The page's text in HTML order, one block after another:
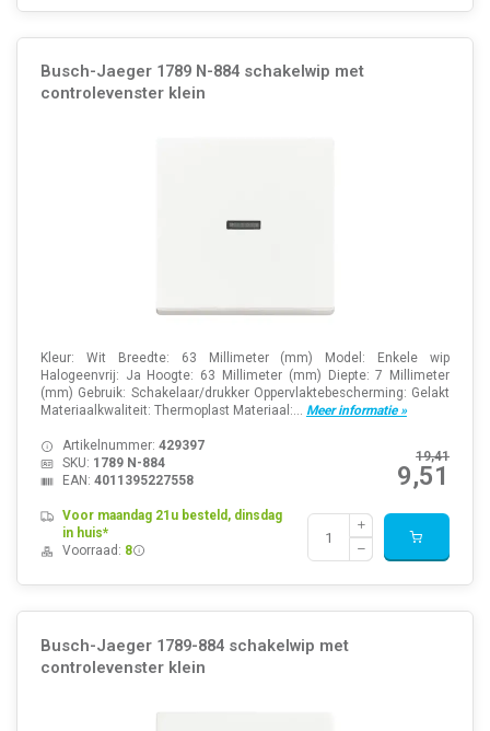
Busch-Jaeger 1789 N-884 schakelwip met
controlevenster klein
Kleur: Wit Breedte: 63 Millimeter (mm) Model: Enkele wip
Halogeenvrij: Ja Hoogte: 63 Millimeter (mm) Diepte: 7 Millimeter
(mm) Gebruik: Schakelaar/drukker Oppervlaktebescherming: Gelakt
Materiaalkwaliteit: Thermoplast Materiaal:... Meer informatie »
19,41
9,51
Artikelnummer: 429397
SKU: 1789 N-884
EAN: 4011395227558
Voor maandag 21u besteld, dinsdag
in huis*
Voorraad: 8
Busch-Jaeger 1789-884 schakelwip met
controlevenster klein